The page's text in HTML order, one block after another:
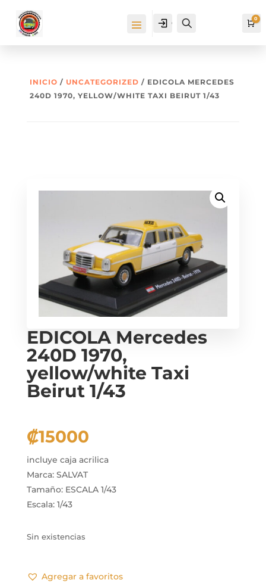
Cuenta 0
INICIO / UNCATEGORIZED / EDICOLA MERCEDES
240D 1970, YELLOW/WHITE TAXI BEIRUT 1/43
EDICOLA Mercedes
240D 1970,
yellow/white Taxi
Beirut 1/43
₡15000
incluye caja acrilica
Marca: SALVAT
Tamaño: ESCALA 1/43
Escala: 1/43
Sin existencias
Agregar a favoritos